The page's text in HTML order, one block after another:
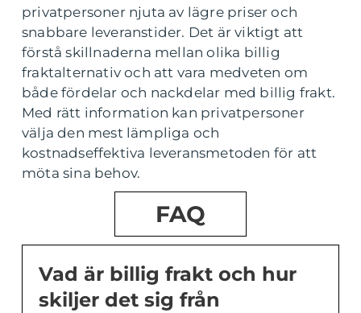
privatpersoner njuta av lägre priser och
snabbare leveranstider. Det är viktigt att
förstå skillnaderna mellan olika billig
fraktalternativ och att vara medveten om
både fördelar och nackdelar med billig frakt.
Med rätt information kan privatpersoner
välja den mest lämpliga och
kostnadseffektiva leveransmetoden för att
möta sina behov.
FAQ
Vad är billig frakt och hur
skiljer det sig från